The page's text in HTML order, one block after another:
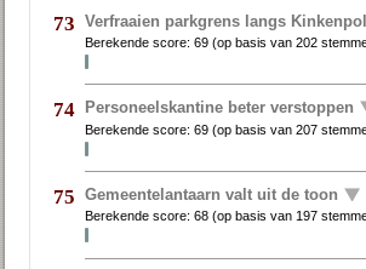
73 Verfraaien parkgrens langs
Berekende score:69 (op basis van202
74 Personeelskantine beter verstoppen
Berekende score:69 (op basis van207
75 Gemeentelantaarn valt uit de toon
Berekende score:68 (op basis van 197